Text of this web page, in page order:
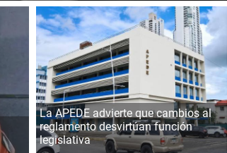
La APEDE advierte que cambios al
reglamento desvirtúan función
legislativa